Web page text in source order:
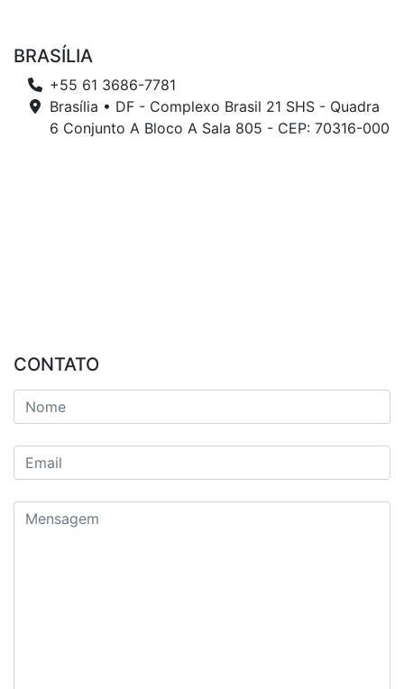
BRASÍLIA
+55 61 3686-7781
Brasília • DF - Complexo Brasil 21 SHS - Quadra
6 Conjunto A Bloco A Sala 805 - CEP: 70316-000
CONTATO